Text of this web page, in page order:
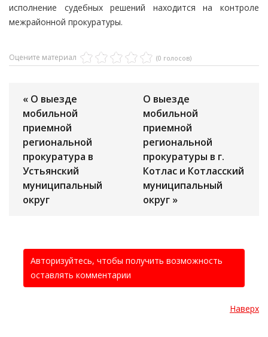
исполнение судебных решений находится на контроле
межрайонной прокуратуры.
Оцените материал (0 голосов)
« О выезде
мобильной
приемной
региональной
прокуратура в
Устьянский
муниципальный
округ
О выезде
мобильной
приемной
региональной
прокуратуры в г.
Котлас и Котласский
муниципальный
округ »
Авторизуйтесь, чтобы получить возможность
оставлять комментарии
Наверх